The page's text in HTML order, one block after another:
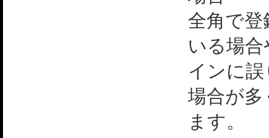
全角で
いる場
インに
場合が
ます。